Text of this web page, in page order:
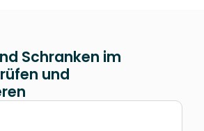
Schranken im
und